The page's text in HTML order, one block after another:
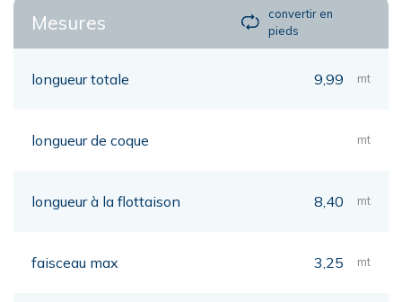
Mesures
convertir en
pieds
longueur totale 9,99 mt
longueur de coque mt
longueur à la flottaison 8,40 mt
faisceau max 3,25 mt